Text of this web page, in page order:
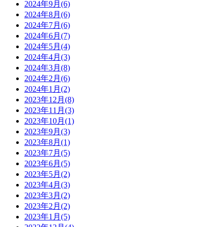
2024年9月(6)
2024年8月(6)
2024年7月(6)
2024年6月(7)
2024年5月(4)
2024年4月(3)
2024年3月(8)
2024年2月(6)
2024年1月(2)
2023年12月(8)
2023年11月(3)
2023年10月(1)
2023年9月(3)
2023年8月(1)
2023年7月(5)
2023年6月(5)
2023年5月(2)
2023年4月(3)
2023年3月(2)
2023年2月(2)
2023年1月(5)